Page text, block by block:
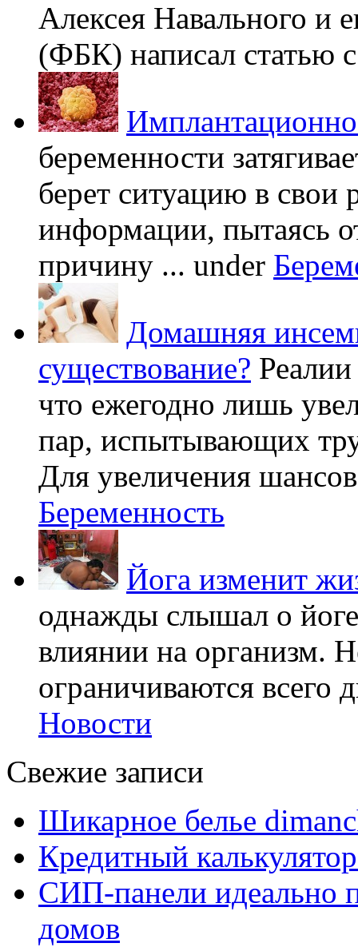
Алексея Навального и
(ФБК) написал статью
беременности
берет ситуацию в свои
информации, пытаясь
причину ... under
Домашняя
существование?
что ежегодно лишь
пар, испытывающих
Для увеличения
Беременность
Йога изменит
однажды слышал о
влиянии на организм.
ограничиваются всего
Новости
Свежие записи
Шикарное белье
Кредитный
СИП-панели идеально
домов